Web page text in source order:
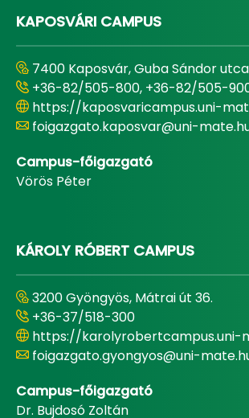
KAPOSVÁRI CAMPUS
7400 Kaposvár, Guba Sándor utca
+36-82/505-800, +36-82/505-
https://kaposvaricampus.uni-
foigazgato.kaposvar@uni-
Campus-főigazgató
Vörös Péter
KÁROLY RÓBERT CAMPUS
3200 Gyöngyös, Mátrai út 36.
+36-37/518-300
https://karolyrobertcampus.uni-
foigazgato.gyongyos@uni-
Campus-főigazgató
Dr. Bujdosó Zoltán